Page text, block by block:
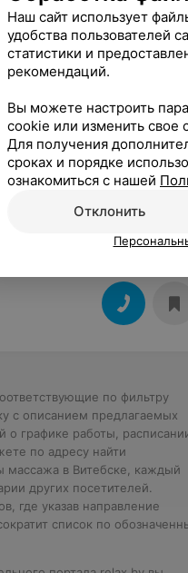
по фильтру
с описанием предлагаемых
о графике работы,
по адресу найти
массажа в Витебске, каждый
других посетителей.
где указав направление
список по
Наш сайт использует
удобства пользователей
статистики и
рекомендаций.
Вы можете настроить
cookie или изменить свое
Для получения
сроках и порядке
ознакомиться с нашей
Отклонить